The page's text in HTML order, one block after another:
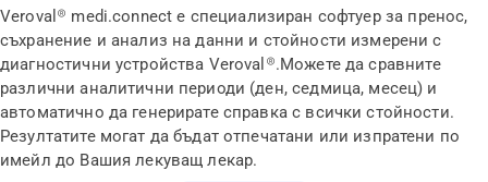
Veroval® medi.connect е специализиран софтуер за пренос,
съхранение и анализ на данни и стойности измерени с
диагностични устройства Veroval®.Можете да сравните
различни аналитични периоди (ден, седмица, месец) и
автоматично да генерирате справка с всички стойности.
Резултатите могат да бъдат отпечатани или изпратени по
имейл до Вашия лекуващ лекар.